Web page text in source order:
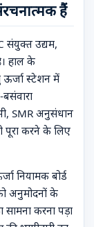
हैं
संयुक्त उद्यम,
हाल के
ऊर्जा स्टेशन में
SMR अनुसंधान
पूरा करने के लिए
नियामक बोर्ड
अनुमोदनों के
करना पड़ा